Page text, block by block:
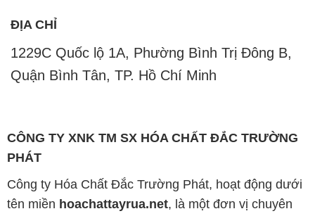
ĐỊA CHỈ
1229C Quốc lộ 1A, Phường Bình Trị Đông B,
Quận Bình Tân, TP. Hồ Chí Minh
CÔNG TY XNK TM SX HÓA CHẤT ĐẮC TRƯỜNG
PHÁT
Công ty Hóa Chất Đắc Trường Phát, hoạt động dưới
tên miền hoachattayrua.net, là một đơn vị chuyên